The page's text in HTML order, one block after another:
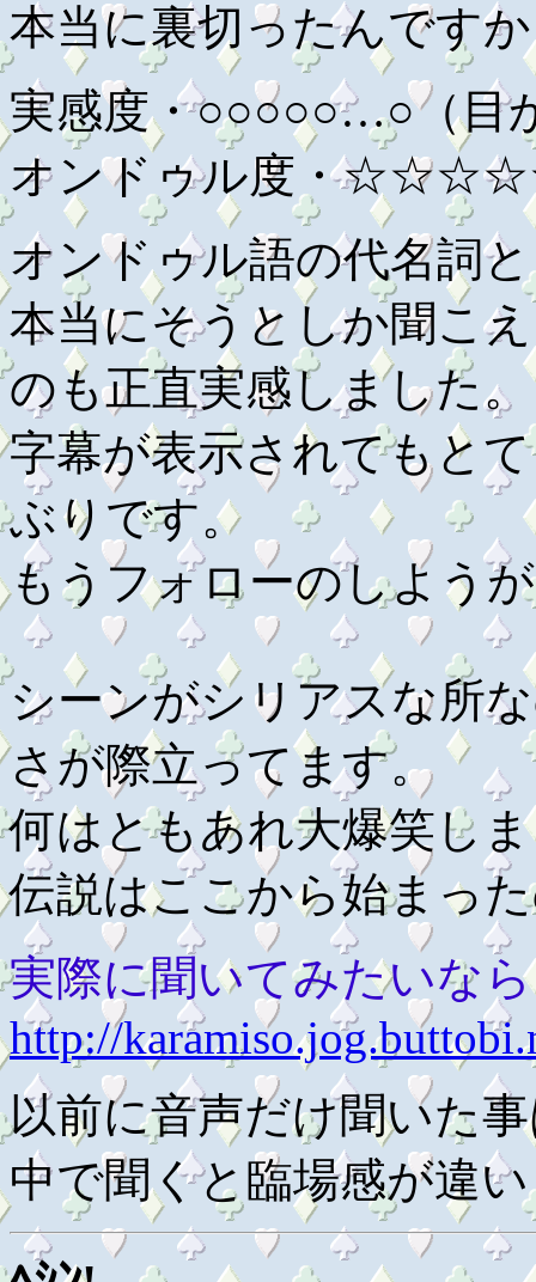
本当に裏切ったんです
実感度・○○○○○…○（目
オンドゥル度・
オンドゥル語の代名詞
本当にそうとしか聞こ
のも正直実感しました。
字幕が表示されてもと
ぶりです。
もうフォローのしよう
シーンがシリアスな所
さが際立ってます。
何はともあれ大爆笑し
伝説はここから始まっ
実際に聞いてみたいな
http://
以前に音声だけ聞いた
中で聞くと臨場感が違